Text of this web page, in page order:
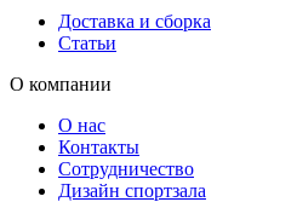
Доставка и сборка
Статьи
О компании
О нас
Контакты
Сотрудничество
Дизайн спортзала